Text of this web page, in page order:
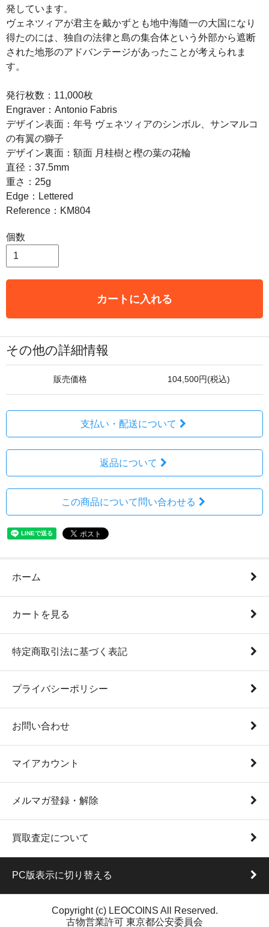
発しています。
ヴェネツィアが君主を戴かずとも地中海随一の大国になり
得たのには、独自の法律と島の集合体という外部から遮断
された地形のアドバンテージがあったことが考えられま
す。
発行枚数：11,000枚
Engraver：Antonio Fabris
デザイン表面：年号 ヴェネツィアのシンボル、サンマルコ
の有翼の獅子
デザイン裏面：額面 月桂樹と樫の葉の花輪
直径：37.5mm
重さ：25g
Edge：Lettered
Reference：KM804
個数
カートに入れる
その他の詳細情報
販売価格 104,500円(税込)
支払い・配送について
返品について
この商品について問い合わせる
ホーム
カートを見る
特定商取引法に基づく表記
プライバシーポリシー
お問い合わせ
マイアカウント
メルマガ登録・解除
買取査定について
PC版表示に切り替える
Copyright (c) LEOCOINS All Reserved.
古物営業許可 東京都公安委員会